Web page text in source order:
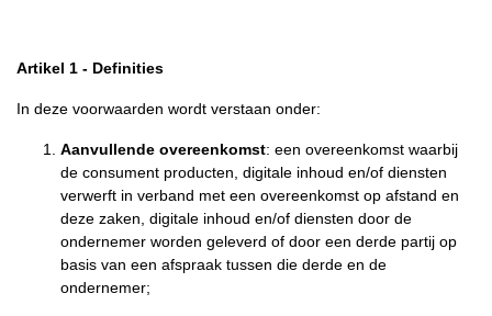
Artikel 1 - Definities
In deze voorwaarden wordt verstaan onder:
Aanvullende overeenkomst: een overeenkomst waarbij
de consument producten, digitale inhoud en/of diensten
verwerft in verband met een overeenkomst op afstand en
deze zaken, digitale inhoud en/of diensten door de
ondernemer worden geleverd of door een derde partij op
basis van een afspraak tussen die derde en de
ondernemer;